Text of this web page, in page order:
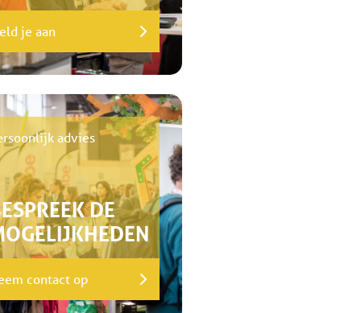
je aan
advies
DE
contact op